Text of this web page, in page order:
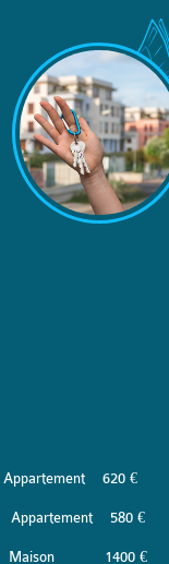
Appartement 620 €
Appartement 580 €
Maison 1400 €